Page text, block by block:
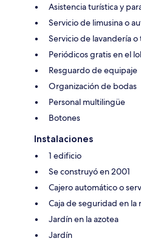
Asistencia turística y
Servicio de limusina o
Servicio de lavandería
Periódicos gratis en el
Resguardo de equipaje
Organización de bodas
Personal multilingüe
Botones
Instalaciones
1 edificio
Se construyó en 2001
Cajero automático o
Caja de seguridad en la
Jardín en la azotea
Jardín